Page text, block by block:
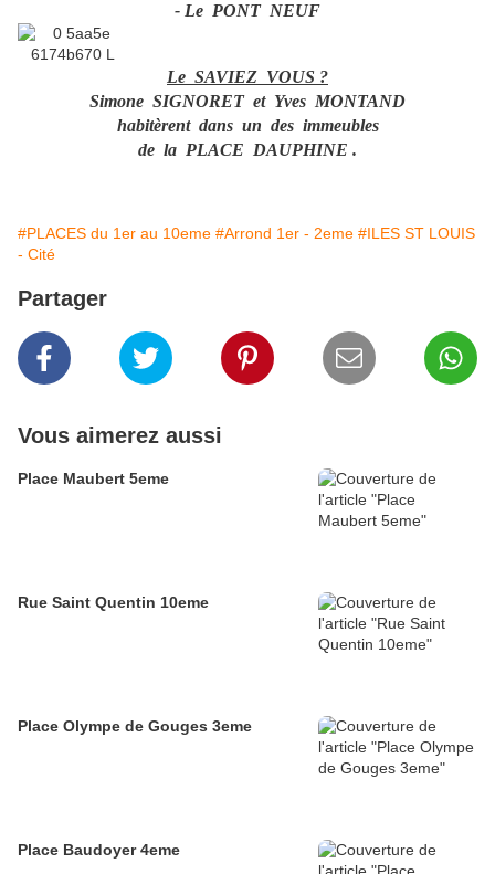
- Le PONT NEUF
Le SAVIEZ VOUS ?
Simone SIGNORET et Yves MONTAND
habitèrent dans un des immeubles
de la PLACE DAUPHINE .
#PLACES du 1er au 10eme #Arrond 1er - 2eme #ILES ST LOUIS
- Cité
Partager
Vous aimerez aussi
Place Maubert 5eme
Rue Saint Quentin 10eme
Place Olympe de Gouges 3eme
Place Baudoyer 4eme